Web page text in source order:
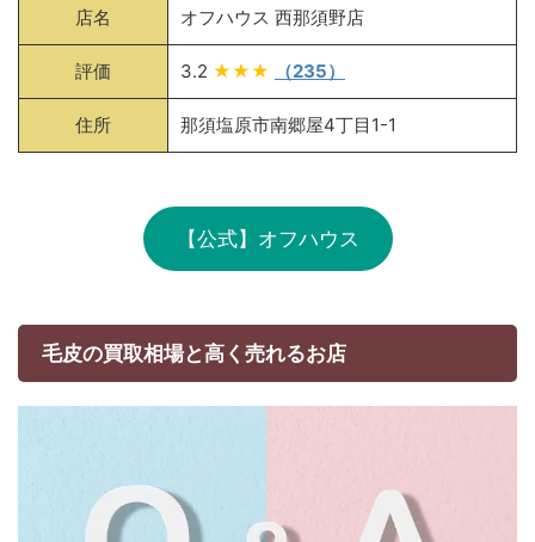
店名 オフハウス 西那須野店
評価 3.2 ★★★ （235）
住所 那須塩原市南郷屋4丁目1-1
【公式】オフハウス
毛皮の買取相場と高く売れるお店